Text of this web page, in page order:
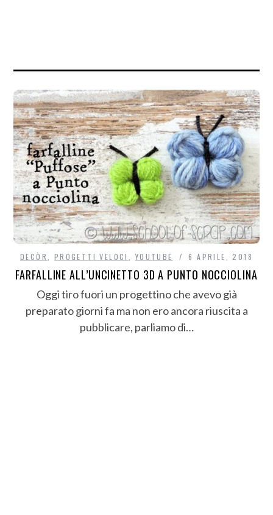
DECÒR PROGETTI VELOCI YOUTUBE 6 APRILE, 2018
FARFALLINE ALL’UNCINETTO 3D A PUNTO NOCCIOLINA
Oggi tiro fuori un progettino che avevo già
preparato giorni fa ma non ero ancora riuscita a
pubblicare, parliamo di…